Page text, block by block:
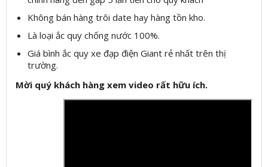
Không bán hàng trôi date hay hàng tồn kho.
Là loại ắc quy chống nước 100%.
Giá bình ắc quy xe đạp điện Giant rẻ nhất trên thị
trường.
Mời quý khách hàng xem video rất hữu ích.